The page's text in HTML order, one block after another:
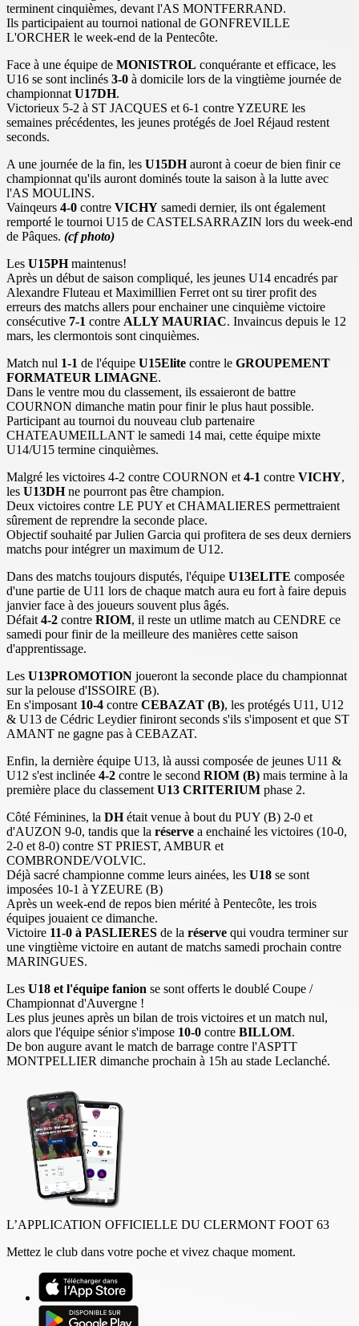
terminent cinquièmes, devant l'AS MONTFERRAND.
Ils participaient au tournoi national de GONFREVILLE
L'ORCHER le week-end de la Pentecôte.
Face à une équipe de MONISTROL conquérante et efficace, les
U16 se sont inclinés 3-0 à domicile lors de la vingtième journée de
championnat U17DH.
Victorieux 5-2 à ST JACQUES et 6-1 contre YZEURE les
semaines précédentes, les jeunes protégés de Joel Réjaud restent
seconds.
A une journée de la fin, les U15DHauront à coeur de bien finir ce
championnat qu'ils auront dominés toute la saison à la lutte avec
l'AS MOULINS.
Vainqeurs 4-0 contre VICHY samedi dernier, ils ont également
remporté le tournoi U15 de CASTELSARRAZIN lors du week-end
de Pâques. (cf photo)
Les U15PHmaintenus!
Après un début de saison compliqué, les jeunes U14 encadrés par
Alexandre Fluteau et Maximillien Ferret ont su tirer profit des
erreurs des matchs allers pour enchainer une cinquième victoire
consécutive 7-1 contre ALLY MAURIAC. Invaincus depuis le 12
mars, les clermontois sont cinquièmes.
Match nul 1-1 de l'équipe U15Elite contre le GROUPEMENT
FORMATEUR LIMAGNE.
Dans le ventre mou du classement, ils essaieront de battre
COURNON dimanche matin pour finir le plus haut possible.
Participant au tournoi du nouveau club partenaire
CHATEAUMEILLANT le samedi 14 mai, cette équipe mixte
U14/U15 termine cinquièmes.
Malgré les victoires 4-2 contre COURNON et 4-1 contre VICHY,
les U13DHne pourront pas être champion.
Deux victoires contre LE PUY et CHAMALIERES permettraient
sûrement de reprendre la seconde place.
Objectif souhaité par Julien Garcia qui profitera de ses deux derniers
matchs pour intégrer un maximum de U12.
Dans des matchs toujours disputés, l'équipe U13ELITE composée
d'une partie de U11 lors de chaque match aura eu fort à faire depuis
janvier face à des joueurs souvent plus âgés.
Défait 4-2 contre RIOM, il reste un utlime match au CENDRE ce
samedi pour finir de la meilleure des manières cette saison
d'apprentissage.
Les U13PROMOTION joueront la seconde place du championnat
sur la pelouse d'ISSOIRE (B).
En s'imposant 10-4 contre CEBAZAT (B), les protégés U11, U12
& U13 de Cédric Leydier finiront seconds s'ils s'imposent et que ST
AMANT ne gagne pas à CEBAZAT.
Enfin, la dernière équipe U13, là aussi composée de jeunes U11 &
U12 s'est inclinée 4-2 contre le second RIOM (B) mais termine à la
première place du classement U13 CRITERIUM phase 2.
Côté Féminines, la DHétait venue à bout du PUY (B) 2-0 et
d'AUZON 9-0, tandis que la réserve a enchainé les victoires (10-0,
2-0 et 8-0) contre ST PRIEST, AMBUR et
COMBRONDE/VOLVIC.
Déjà sacré championne comme leurs ainées, les U18 se sont
imposées 10-1 à YZEURE (B)
Après un week-end de repos bien mérité à Pentecôte, les trois
équipes jouaient ce dimanche.
Victoire 11-0 à PASLIERES de la réserve qui voudra terminer sur
une vingtième victoire en autant de matchs samedi prochain contre
MARINGUES.
Les U18 et l'équipe fanion se sont offerts le doublé Coupe /
Championnat d'Auvergne !
Les plus jeunes après un bilan de trois victoires et un match nul,
alors que l'équipe sénior s'impose 10-0 contre BILLOM.
De bon augure avant le match de barrage contre l'ASPTT
MONTPELLIER dimanche prochain à 15h au stade Leclanché.
L’APPLICATION OFFICIELLE DU CLERMONT FOOT 63
Mettez le club dans votre poche et vivez chaque moment.